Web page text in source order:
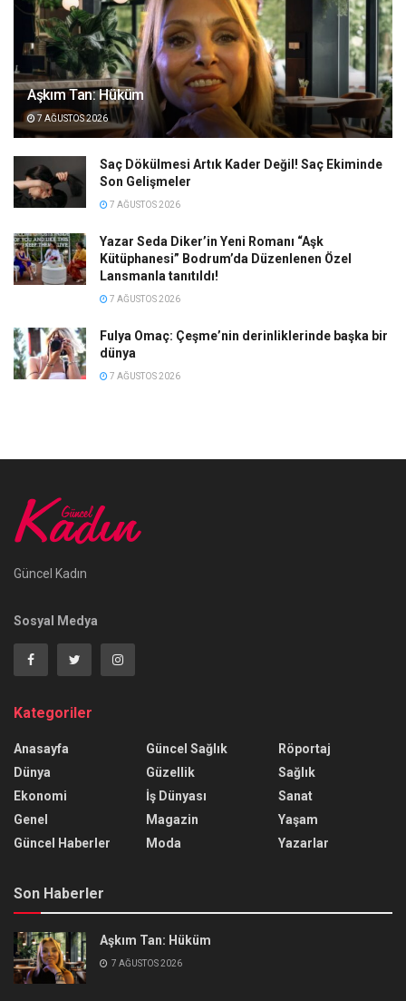
Aşkım Tan: Hüküm
7 AĞUSTOS 2026
Saç Dökülmesi Artık Kader Değil! Saç Ekiminde
Son Gelişmeler
7 AĞUSTOS 2026
Yazar Seda Diker’in Yeni Romanı “Aşk
Kütüphanesi” Bodrum’da Düzenlenen Özel
Lansmanla tanıtıldı!
7 AĞUSTOS 2026
Fulya Omaç: Çeşme’nin derinliklerinde başka bir
dünya
7 AĞUSTOS 2026
Güncel Kadın
Sosyal Medya
Kategoriler
Anasayfa
Dünya
Ekonomi
Genel
Güncel Haberler
Güncel Sağlık
Güzellik
İş Dünyası
Magazin
Moda
Röportaj
Sağlık
Sanat
Yaşam
Yazarlar
Son Haberler
Aşkım Tan: Hüküm
7 AĞUSTOS 2026